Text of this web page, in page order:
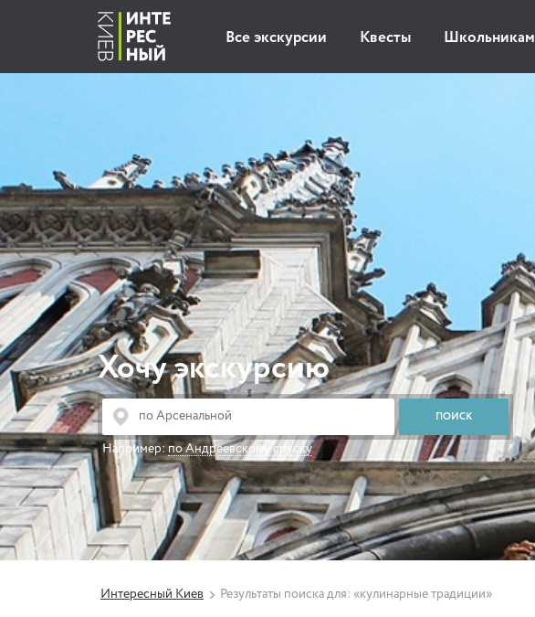
Все экскурсии Квесты Школьникам
Хочу экскурсию
Например: по Андреевскому спуску
Интересный Киев Результаты поиска для: «кулинарные традиции»